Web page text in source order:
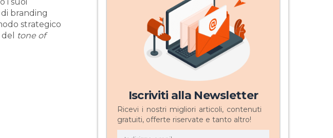
branding
strategico
tone of
Iscriviti alla Newsletter
Ricevi i nostri migliori articoli, contenuti
gratuiti, offerte riservate e tanto altro!